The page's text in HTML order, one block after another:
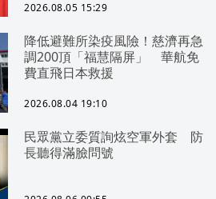
2026.08.05 15:29
降低避難所染疫風險！慈濟再急
調200頂「福慧隔屏」 華航免
費直飛日本救援
2026.08.04 19:10
民眾黨立委質詢炫空軍外套 防
長聽得滿臉問號